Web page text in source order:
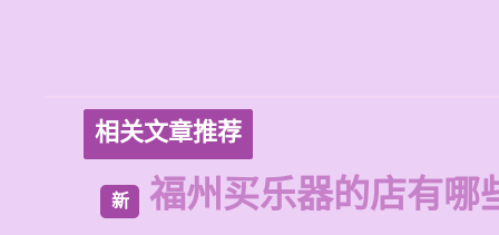
相关文章推荐
新 福州买乐器的店有哪